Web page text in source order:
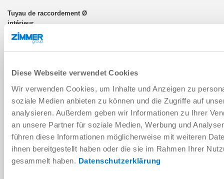
Diese Webseite verwendet Cookies
Wir verwenden Cookies, um Inhalte und Anzeigen zu
soziale Medien anbieten zu können und die Zugriffe auf
analysieren. Außerdem geben wir Informationen zu Ihrer
an unsere Partner für soziale Medien, Werbung und
führen diese Informationen möglicherweise mit weiteren
ihnen bereitgestellt haben oder die sie im Rahmen Ihrer
gesammelt haben. Datenschutzerklärung
WV1-8X8
G1/8"
8 [mm]